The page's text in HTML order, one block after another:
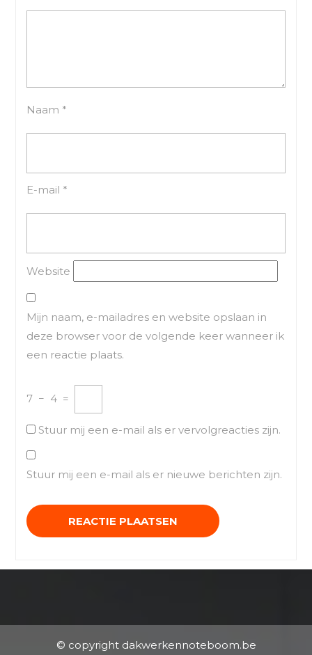
Naam *
E-mail *
Website
Mijn naam, e-mailadres en website opslaan in
deze browser voor de volgende keer wanneer ik
een reactie plaats.
7 − 4 =
Stuur mij een e-mail als er vervolgreacties zijn.
Stuur mij een e-mail als er nieuwe berichten zijn.
© copyright dakwerkennoteboom.be